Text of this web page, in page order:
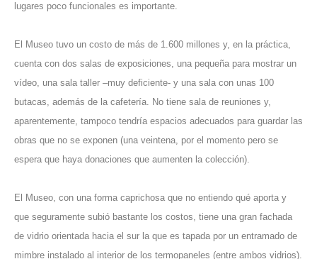
lugares poco funcionales es importante.
El Museo tuvo un costo de más de 1.600 millones y, en la práctica,
cuenta con dos salas de exposiciones, una pequeña para mostrar un
vídeo, una sala taller –muy deficiente- y una sala con unas 100
butacas, además de la cafetería. No tiene sala de reuniones y,
aparentemente, tampoco tendría espacios adecuados para guardar las
obras que no se exponen (una veintena, por el momento pero se
espera que haya donaciones que aumenten la colección).
El Museo, con una forma caprichosa que no entiendo qué aporta y
que seguramente subió bastante los costos, tiene una gran fachada
de vidrio orientada hacia el sur la que es tapada por un entramado de
mimbre instalado al interior de los termopaneles (entre ambos vidrios).